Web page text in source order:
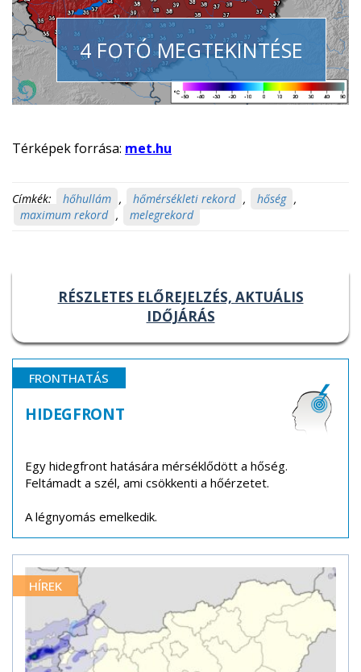
4 FOTÓ MEGTEKINTÉSE
Térképek forrása: met.hu
Címkék: hőhullám , hőmérsékleti rekord , hőség ,
maximum rekord , melegrekord
RÉSZLETES ELŐREJELZÉS, AKTUÁLIS
IDŐJÁRÁS
FRONTHATÁS
HIDEGFRONT
Egy hidegfront hatására mérséklődött a hőség.
Feltámadt a szél, ami csökkenti a hőérzetet.
A légnyomás emelkedik.
HÍREK